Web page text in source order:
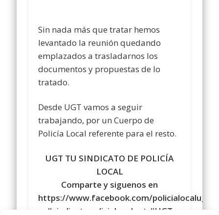
Sin nada más que tratar hemos
levantado la reunión quedando
emplazados a trasladarnos los
documentos y propuestas de lo
tratado.
Desde UGT vamos a seguir
trabajando, por un Cuerpo de
Policía Local referente para el resto.
UGT TU SINDICATO DE POLICÍA
LOCAL
Comparte y siguenos en
https://www.facebook.com/policialocalugt/
#sindicatopolicialocalugt #UGT